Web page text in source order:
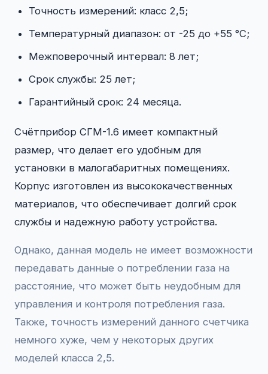
Точность измерений: класс 2,5;
Температурный диапазон: от -25 до +55 °C;
Межповерочный интервал: 8 лет;
Срок службы: 25 лет;
Гарантийный срок: 24 месяца.
Счётприбор СГМ-1.6 имеет компактный
размер, что делает его удобным для
установки в малогабаритных помещениях.
Корпус изготовлен из высококачественных
материалов, что обеспечивает долгий срок
службы и надежную работу устройства.
Однако, данная модель не имеет возможности
передавать данные о потреблении газа на
расстояние, что может быть неудобным для
управления и контроля потребления газа.
Также, точность измерений данного счетчика
немного хуже, чем у некоторых других
моделей класса 2,5.